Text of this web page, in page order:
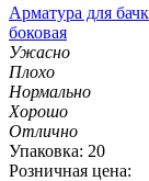
Арматура для
боковая
Ужасно
Плохо
Нормально
Хорошо
Отлично
Упаковка: 20
Розничная цена: